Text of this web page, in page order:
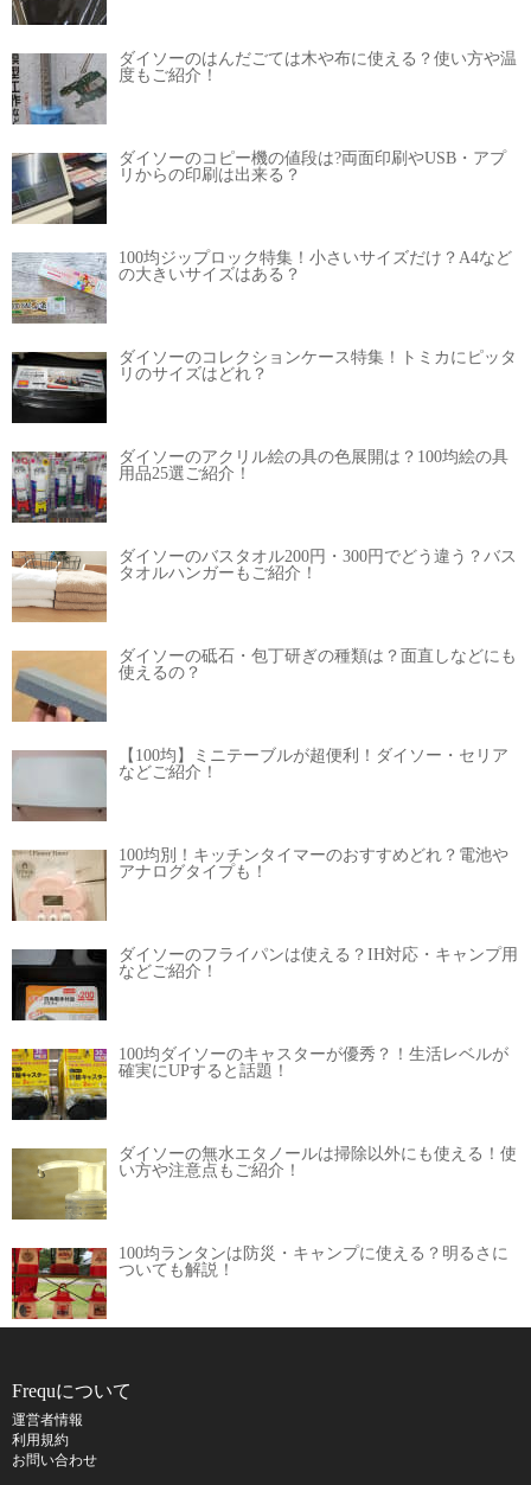
ダイソーのはんだごては木や布に使える？使い方や温
度もご紹介！
ダイソーのコピー機の値段は?両面印刷やUSB・アプ
リからの印刷は出来る？
100均ジップロック特集！小さいサイズだけ？A4など
の大きいサイズはある？
ダイソーのコレクションケース特集！トミカにピッタ
リのサイズはどれ？
ダイソーのアクリル絵の具の色展開は？100均絵の具
用品25選ご紹介！
ダイソーのバスタオル200円・300円でどう違う？バス
タオルハンガーもご紹介！
ダイソーの砥石・包丁研ぎの種類は？面直しなどにも
使えるの？
【100均】ミニテーブルが超便利！ダイソー・セリア
などご紹介！
100均別！キッチンタイマーのおすすめどれ？電池や
アナログタイプも！
ダイソーのフライパンは使える？IH対応・キャンプ用
などご紹介！
100均ダイソーのキャスターが優秀？！生活レベルが
確実にUPすると話題！
ダイソーの無水エタノールは掃除以外にも使える！使
い方や注意点もご紹介！
100均ランタンは防災・キャンプに使える？明るさに
ついても解説！
Frequについて
運営者情報
利用規約
お問い合わせ